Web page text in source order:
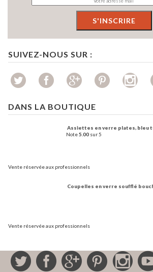
SUIVEZ-NOUS SUR :
DANS LA BOUTIQUE
Assiettes en verre plates, bleu
Note5.00 sur 5
Vente réservée aux professionnels
Coupelles en verre soufflé
Vente réservée aux professionnels